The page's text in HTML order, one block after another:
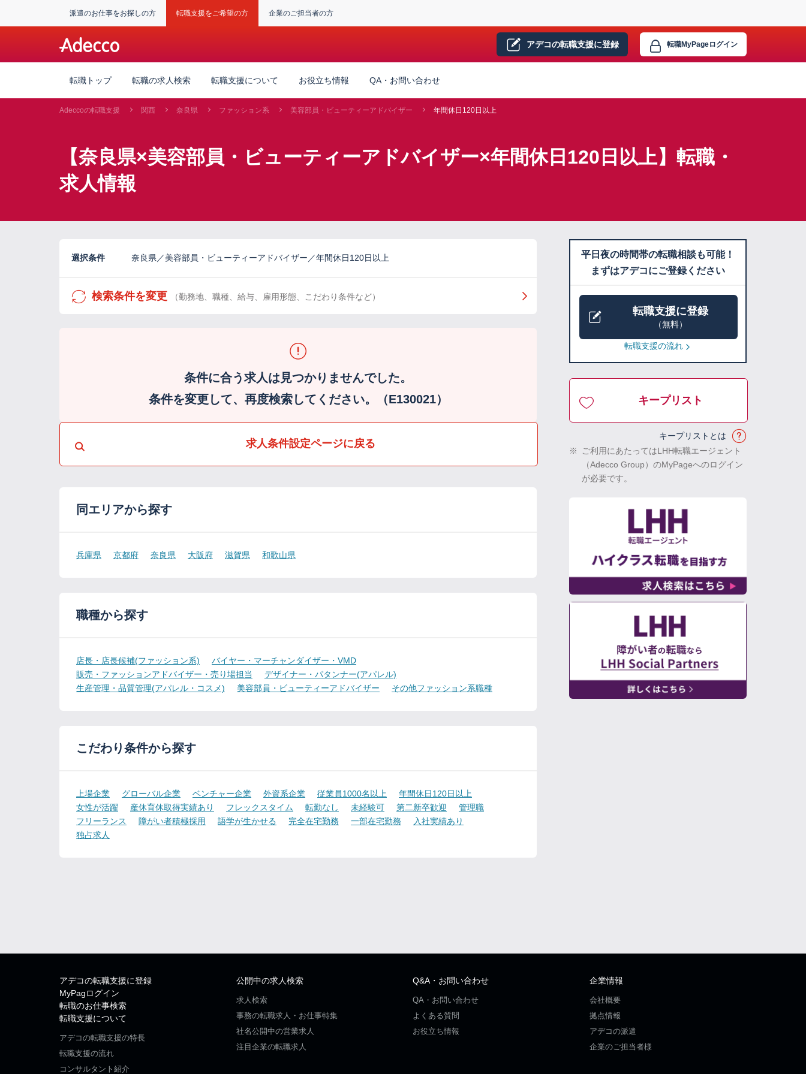
派遣のお仕事をお探しの方 転職支援をご希望の方 企業のご担当者の方
アデコの転職支援に登録 転職MyPageログイン
転職トップ 転職の求人検索 転職支援について お役立ち情報 QA・お問い合わせ
Adeccoの転職支援 関西 奈良県 ファッション系 美容部員・ビューティーアドバイザー 年間休日120日以上
【奈良県×美容部員・ビューティーアドバイザー×年間休日120日以上】転職・
求人情報
選択条件 奈良県／美容部員・ビューティーアドバイザー／年間休日120日以上
検索条件を変更 （勤務地、職種、給与、雇用形態、こだわり条件など）
条件に合う求人は見つかりませんでした。
条件を変更して、再度検索してください。（E130021）
求人条件設定ページに戻る
同エリアから探す
兵庫県 京都府 奈良県 大阪府 滋賀県 和歌山県
職種から探す
店長・店長候補(ファッション系)
バイヤー・マーチャンダイザー・VMD
販売・ファッションアドバイザー・売り場担当
デザイナー・パタンナー(アパレル)
生産管理・品質管理(アパレル・コスメ)
美容部員・ビューティーアドバイザー その他ファッション系職種
こだわり条件から探す
上場企業 グローバル企業 ベンチャー企業 外資系企業 従業員1000名以上
年間休日120日以上
女性が活躍
産休育休取得実績あり フレックスタイム 転勤なし 未経験可 第二新卒歓迎
管理職
フリーランス
障がい者積極採用 語学が生かせる 完全在宅勤務 一部在宅勤務
入社実績あり
独占求人
平日夜の時間帯の転職相談も可能！
まずはアデコにご登録ください
転職支援に登録
（無料）
転職支援の流れ
キープリスト
キープリストとは
※
ご利用にあたってはLHH転職エージェント
（Adecco Group）のMyPageへのログイン
が必要です。
アデコの転職支援に登録
MyPagログイン
転職のお仕事検索
転職支援について
アデコの転職支援の特長
転職支援の流れ
コンサルタント紹介
公開中の求人検索
求人検索
事務の転職求人・お仕事特集
社名公開中の営業求人
注目企業の転職求人
Q&A・お問い合わせ
QA・お問い合わせ
よくある質問
お役立ち情報
企業情報
会社概要
拠点情報
アデコの派遣
企業のご担当者様